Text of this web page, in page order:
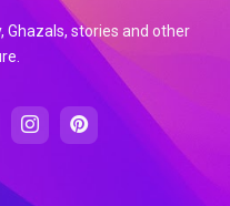
Ghazals, stories and other